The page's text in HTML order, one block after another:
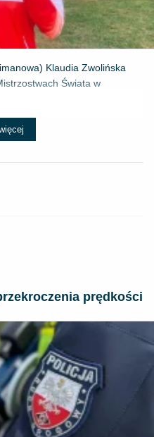
Klaudia Zwolińska
Świata w
prędkości